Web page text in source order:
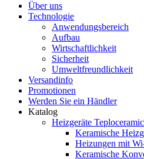
Über uns
Technologie
Anwendungsbereich
Aufbau
Wirtschaftlichkeit
Sicherheit
Umweltfreundlichkeit
Versandinfo
Promotionen
Werden Sie ein Händler
Katalog
Heizgeräte Teploceramic
Keramische
Heizungen mit
Keramische